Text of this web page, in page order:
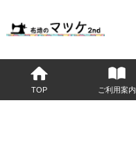
TOP ご利用案内